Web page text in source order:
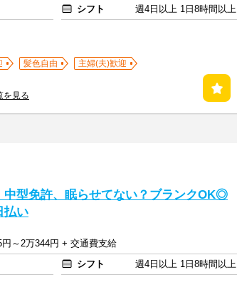
シフト
週4日以上 1日8時間以上
髪色自由
主婦(夫)歓迎
を見る
中型免許、眠らせてない？ブランクOK◎
払い
円～2万344円 + 交通費支給
シフト
週4日以上 1日8時間以上